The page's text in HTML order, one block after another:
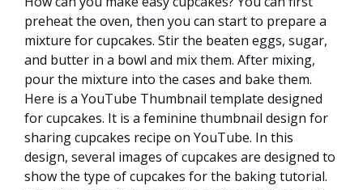
preheat the oven, then you can start to prepare a
mixture for cupcakes. Stir the beaten eggs, sugar,
and butter in a bowl and mix them. After mixing,
pour the mixture into the cases and bake them.
Here is a YouTube Thumbnail template designed
for cupcakes. It is a feminine thumbnail design for
sharing cupcakes recipe on YouTube. In this
design, several images of cupcakes are designed to
show the type of cupcakes for the baking tutorial.